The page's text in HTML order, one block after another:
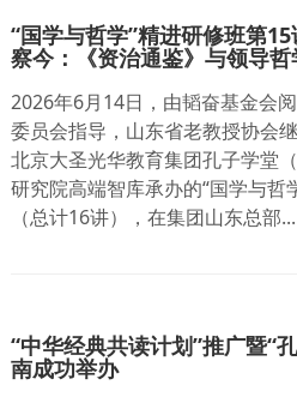
“国学与哲学”精进研修班第
察今：《资治通鉴》与领导哲
2026年6月14日，由韬奋基金会
委员会指导，山东省老教授协会
北京大圣光华教育集团孔子学堂
研究院高端智库承办的“国学与哲
（总计16讲），在集团山东总部...
“中华经典共读计划”推广暨“
南成功举办